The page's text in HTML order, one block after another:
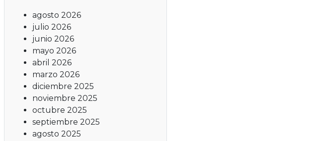
agosto 2026
julio 2026
junio 2026
mayo 2026
abril 2026
marzo 2026
diciembre 2025
noviembre 2025
octubre 2025
septiembre 2025
agosto 2025